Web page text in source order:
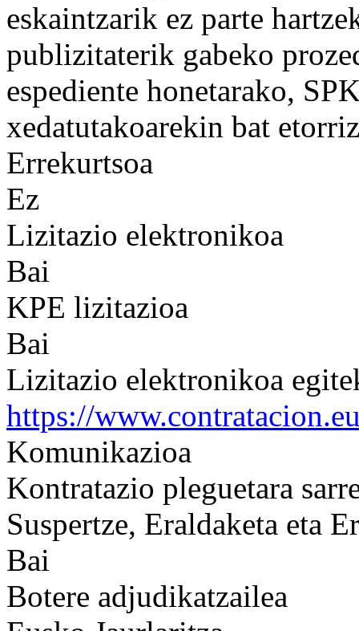
eskaintzarik ez parte
publizitaterik gabeko
espediente honetarako,
xedatutakoarekin bat
Errekurtsoa
Ez
Lizitazio elektronikoa
Bai
KPE lizitazioa
Bai
Lizitazio elektronikoa
https://
Komunikazioa
Kontratazio pleguetara
Suspertze, Eraldaketa eta
Bai
Botere adjudikatzailea